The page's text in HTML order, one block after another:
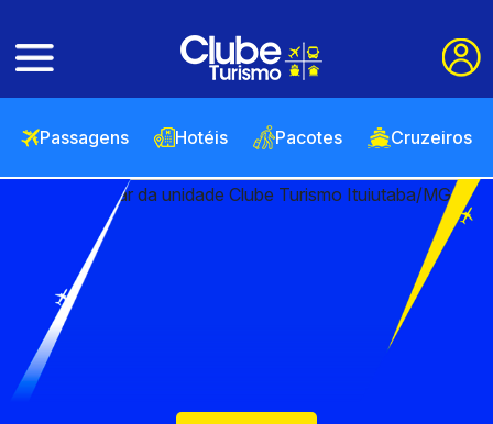
Passagens Hotéis Pacotes Cruzeiros